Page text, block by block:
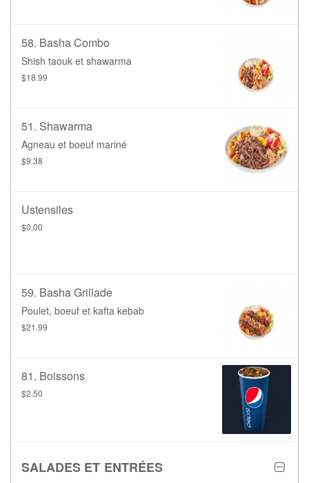
58. Basha Combo
Shish taouk et shawarma
$18.99
51. Shawarma
Agneau et boeuf mariné
$9.38
Ustensiles
$0.00
59. Basha Grillade
Poulet, boeuf et kafta kebab
$21.99
81. Boissons
$2.50
SALADES ET ENTRÉES